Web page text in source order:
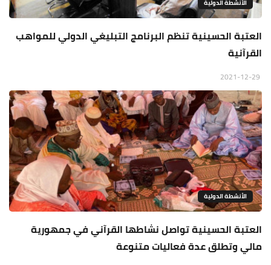
الأنشطة الدولية
العتبة الحسينية تنظم البرنامج التبليغي الدولي للمواهب
القرآنية
الأنشطة الدولية
العتبة الحسينية تواصل نشاطها القرآني في جمهورية
مالي وتطلق عدة فعاليات متنوعة